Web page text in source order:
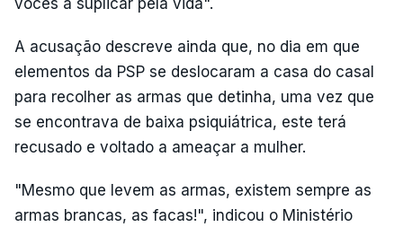
A acusação descreve ainda que, no dia em que
elementos da PSP se deslocaram a casa do casal
para recolher as armas que detinha, uma vez que
se encontrava de baixa psiquiátrica, este terá
recusado e voltado a ameaçar a mulher.
"Mesmo que levem as armas, existem sempre as
armas brancas, as facas!", indicou o Ministério